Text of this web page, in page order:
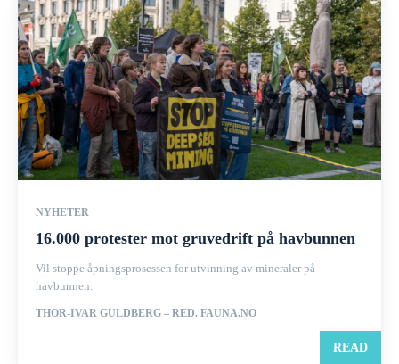
NYHETER
16.000 protester mot gruvedrift på havbunnen
Vil stoppe åpningsprosessen for utvinning av mineraler på
havbunnen.
THOR-IVAR GULDBERG – RED. FAUNA.NO
READ